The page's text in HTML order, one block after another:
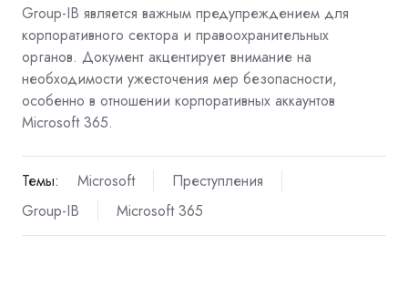
Group-IB является важным предупреждением для
корпоративного сектора и правоохранительных
органов. Документ акцентирует внимание на
необходимости ужесточения мер безопасности,
особенно в отношении корпоративных аккаунтов
Microsoft 365.
Темы: Microsoft
Преступления
Group-IB
Microsoft 365